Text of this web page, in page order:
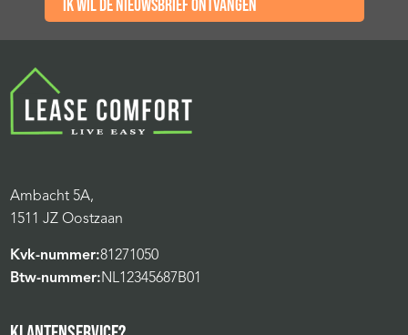
Ik wil de nieuwsbrief ontvangen
Ambacht 5A,
1511 JZ Oostzaan
Kvk-nummer:81271050
Btw-nummer: NL12345687B01